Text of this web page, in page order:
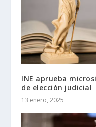
INE aprueba
de elección judicial
13 enero, 2025